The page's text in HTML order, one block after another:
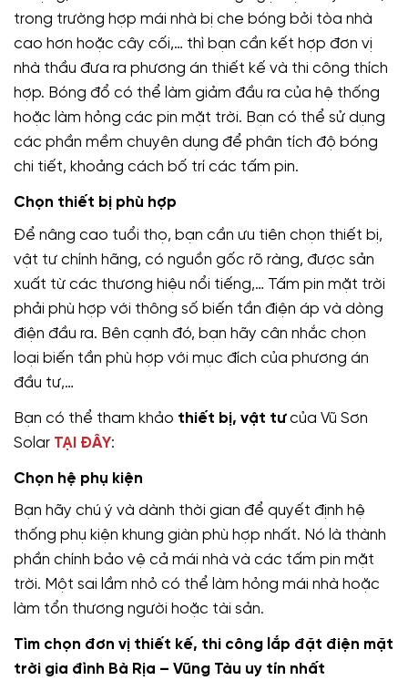
trong trường hợp mái nhà bị che bóng bởi tòa nhà
cao hơn hoặc cây cối,… thì bạn cần kết hợp đơn vị
nhà thầu đưa ra phương án thiết kế và thi công thích
hợp. Bóng đổ có thể làm giảm đầu ra của hệ thống
hoặc làm hỏng các pin mặt trời. Bạn có thể sử dụng
các phần mềm chuyên dụng để phân tích độ bóng
chi tiết, khoảng cách bố trí các tấm pin.
Chọn thiết bị phù hợp
Để nâng cao tuổi thọ, bạn cần ưu tiên chọn thiết bị,
vật tư chính hãng, có nguồn gốc rõ ràng, được sản
xuất từ các thương hiệu nổi tiếng,… Tấm pin mặt trời
phải phù hợp với thông số biến tần điện áp và dòng
điện đầu ra. Bên cạnh đó, bạn hãy cân nhắc chọn
loại biến tần phù hợp với mục đích của phương án
đầu tư,…
Bạn có thể tham khảo thiết bị, vật tưcủa Vũ Sơn
Solar TẠI ĐÂY:
Chọn hệ phụ kiện
Bạn hãy chú ý và dành thời gian để quyết định hệ
thống phụ kiện khung giàn phù hợp nhất. Nó là thành
phần chính bảo vệ cả mái nhà và các tấm pin mặt
trời. Một sai lầm nhỏ có thể làm hỏng mái nhà hoặc
làm tổn thương người hoặc tài sản.
Tìm chọn đơn vị thiết kế, thi công lắp đặt điện mặt
trời gia đình Bà Rịa – Vũng Tàu uy tín nhất